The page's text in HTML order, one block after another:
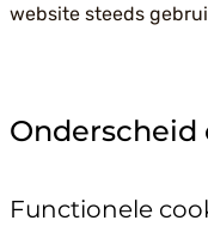
website steeds
Onderscheid
Functionele